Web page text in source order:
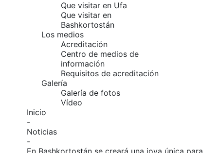
Que visitar en Ufa
Que visitar en
Bashkortostán
Los medios
Acreditación
Centro de medios de
información
Requisitos de acreditación
Galería
Galería de fotos
Vídeo
Inicio
-
Noticias
-
En Bashkortostán se creará una joya única para